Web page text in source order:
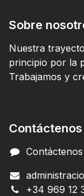
Sobre
Nuestra
principio por la
Trabajamos y
Contáctenos
Contáctenos
+34 969 12